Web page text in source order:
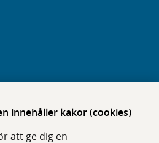
innehåller kakor (cookies)
att ge dig en